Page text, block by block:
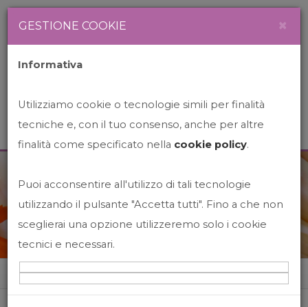
News&Events
Home News&events
GESTIONE COOKIE ×
Informativa
Utilizziamo cookie o tecnologie simili per finalità
tecniche e, con il tuo consenso, anche per altre
finalità come specificato nella cookie policy.
Puoi acconsentire all'utilizzo di tali tecnologie
utilizzando il pulsante "Accetta tutti". Fino a che non
sceglierai una opzione utilizzeremo solo i cookie
tecnici e necessari.